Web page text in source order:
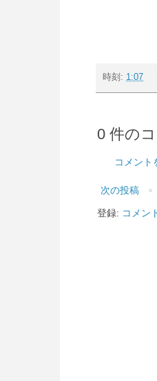
時刻: 1:07
0 件の
コメント
次の投稿
登録: コメン